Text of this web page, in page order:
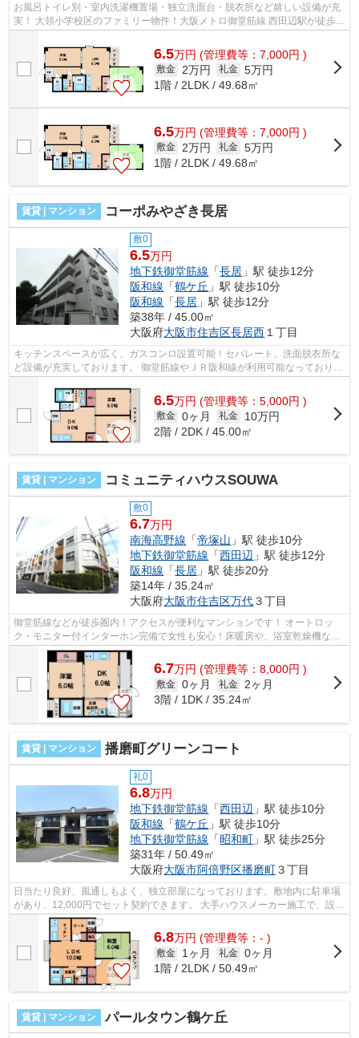
お風呂トイレ別・室内洗濯機置場・独立洗面台・脱衣所など嬉しい設備が充
実！ 大領小学校区のファミリー物件！大阪メトロ御堂筋線 西田辺駅が徒歩圏
6.5万円 (管理費等：7,000円 )
敷金 2万円 礼金 5万円
1階 / 2LDK / 49.68㎡
6.5万円 (管理費等：7,000円 )
敷金 2万円 礼金 5万円
1階 / 2LDK / 49.68㎡
賃貸 | マンション コーポみやざき長居
敷0
6.5万円
地下鉄御堂筋線 「長居 」駅 徒歩12分
阪和線 「鶴ケ丘 」駅 徒歩10分
阪和線 「長居 」駅 徒歩12分
築38年 / 45.00㎡
大阪府大阪市住吉区長居西 １丁目
キッチンスペースが広く、ガスコンロ設置可能！セパレート、洗面脱衣所な
ど設備が充実しております。 御堂筋線やＪＲ阪和線が利用可能なっており、
6.5万円 (管理費等：5,000円 )
敷金 0ヶ月 礼金
10万円
2階 / 2DK / 45.00㎡
賃貸 | マンション コミュニティハウスSOUWA
敷0
6.7万円
南海高野線 「帝塚山 」駅 徒歩10分
地下鉄御堂筋線 「西田辺 」駅 徒歩12分
阪和線 「長居 」駅 徒歩20分
築14年 / 35.24㎡
大阪府大阪市住吉区万代３丁目
御堂筋線などが徒歩圏内！アクセスが便利なマンションです！ オートロッ
ク・モニター付インターホン完備で女性も安心！床暖房や、浴室乾燥機など
充実の設備です！ ■□■□■□■□■□■□■□■□■...
6.7万円 (管理費等：8,000円 )
敷金 0ヶ月 礼金 2ヶ月
3階 / 1DK / 35.24㎡
賃貸 | マンション 播磨町グリーンコート
礼0
6.8万円
地下鉄御堂筋線 「西田辺 」駅 徒歩10分
阪和線 「鶴ケ丘 」駅 徒歩10分
地下鉄御堂筋線 「昭和町 」駅 徒歩25分
築31年 / 50.49㎡
大阪府大阪市阿倍野区播磨町３丁目
日当たり良好、風通しもよく、独立部屋になっております。敷地内に駐車場
があり、12,000円でセット契約できます。 大手ハウスメーカー施工で、設備
も充実しており、御堂筋線、ＪＲ阪...
6.8万円 (管理費等：- )
敷金 1ヶ月 礼金 0ヶ月
1階 / 2LDK / 50.49㎡
賃貸 | マンション パールタウン鶴ケ丘